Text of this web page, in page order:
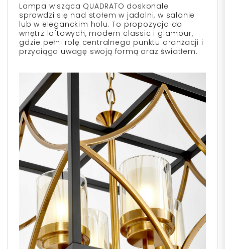
Lampa wisząca QUADRATO doskonale
sprawdzi się nad stołem w jadalni, w salonie
lub w eleganckim holu. To propozycja do
wnętrz loftowych, modern classic i glamour,
gdzie pełni rolę centralnego punktu aranżacji i
przyciąga uwagę swoją formą oraz światłem.